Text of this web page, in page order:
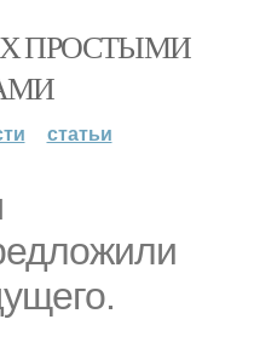
ПРОСТЫМИ
статьи